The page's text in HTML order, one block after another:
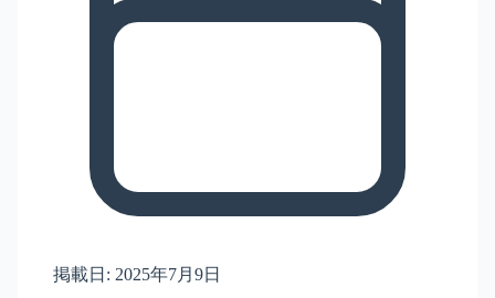
掲載日: 2025年7月9日